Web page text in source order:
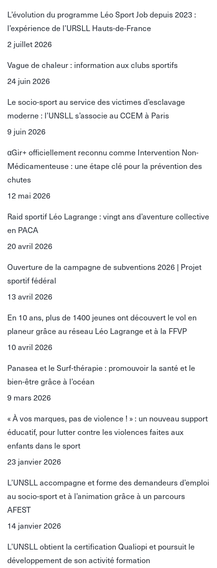
L’évolution du programme Léo Sport Job depuis 2023 :
l’expérience de l’URSLL Hauts-de-France
2 juillet 2026
Vague de chaleur : information aux clubs sportifs
24 juin 2026
Le socio-sport au service des victimes d’esclavage
moderne : l’UNSLL s’associe au CCEM à Paris
9 juin 2026
αGir+ officiellement reconnu comme Intervention Non-
Médicamenteuse : une étape clé pour la prévention des
chutes
12 mai 2026
Raid sportif Léo Lagrange : vingt ans d’aventure collective
en PACA
20 avril 2026
Ouverture de la campagne de subventions 2026 | Projet
sportif fédéral
13 avril 2026
En 10 ans, plus de 1400 jeunes ont découvert le vol en
planeur grâce au réseau Léo Lagrange et à la FFVP
10 avril 2026
Panasea et le Surf-thérapie : promouvoir la santé et le
bien-être grâce à l’océan
9 mars 2026
« À vos marques, pas de violence ! » : un nouveau support
éducatif, pour lutter contre les violences faites aux
enfants dans le sport
23 janvier 2026
L’UNSLL accompagne et forme des demandeurs d’emploi
au socio-sport et à l’animation grâce à un parcours
AFEST
14 janvier 2026
L’UNSLL obtient la certification Qualiopi et poursuit le
développement de son activité formation